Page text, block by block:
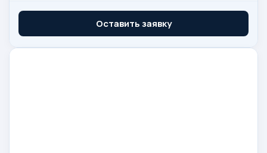
Оставить заявку